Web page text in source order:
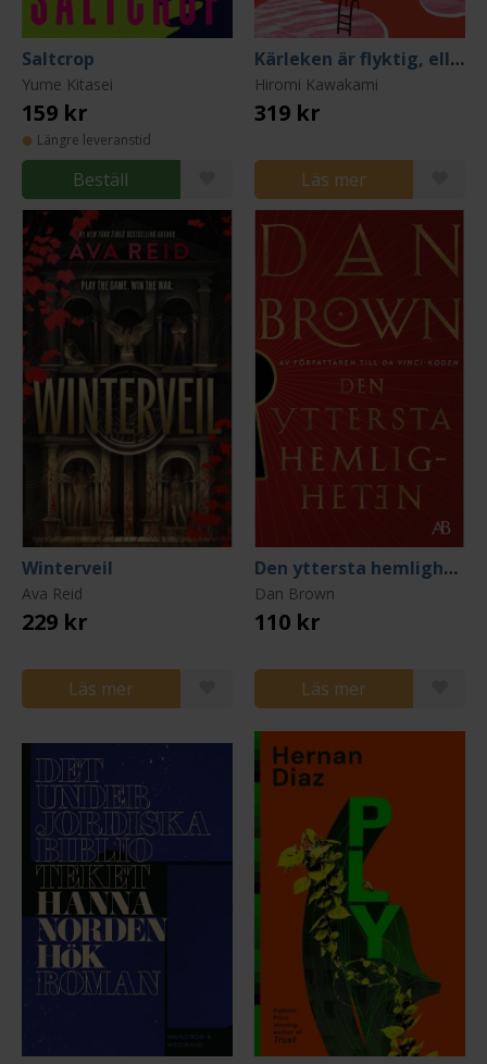
Saltcrop
Yume Kitasei
159 kr
Längre leveranstid
Beställ
Kärleken är flyktig, eller biffen på botten av poolen
Hiromi Kawakami
319 kr
Läs mer
Winterveil
Ava Reid
229 kr
Läs mer
Den yttersta hemligheten
Dan Brown
110 kr
Läs mer